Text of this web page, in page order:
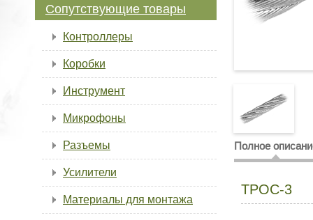
Полное
ТРОС-3
Сопутствующие товары
Контроллеры
Коробки
Инструмент
Микрофоны
Разъемы
Усилители
Материалы для монтажа